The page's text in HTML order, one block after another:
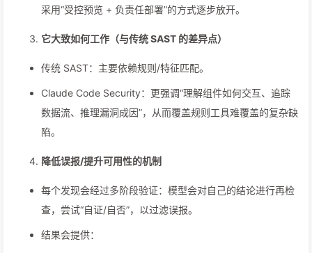
采用“受控预览 + 负责任部署”的方式逐步放开。
它大致如何工作（与传统 SAST 的差异点）
传统 SAST：主要依赖规则/特征匹配。
Claude Code Security：更强调“理解组件如何交互、追踪
数据流、推理漏洞成因”，从而覆盖规则工具难覆盖的复杂缺
陷。
降低误报/提升可用性的机制
每个发现会经过多阶段验证：模型会对自己的结论进行再检
查，尝试“自证/自否”，以过滤误报。
结果会提供：